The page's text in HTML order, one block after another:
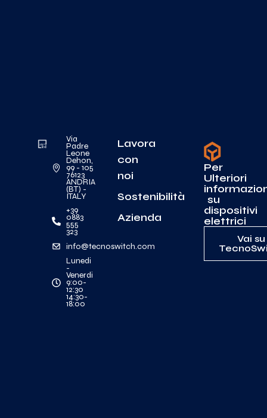
Via
Padre
Leone
Dehon,
99 - 105
76123
ANDRIA
(BT) -
ITALY
+39
0883
555
323
info@tecnoswitch.com
Lunedi
-
Venerdi
9:00-
12:30
14:30-
18:00
Lavora
con
noi
Sostenibilità
Azienda
Per
Ulteriori
su
dispositivi
elettrici
Vai su